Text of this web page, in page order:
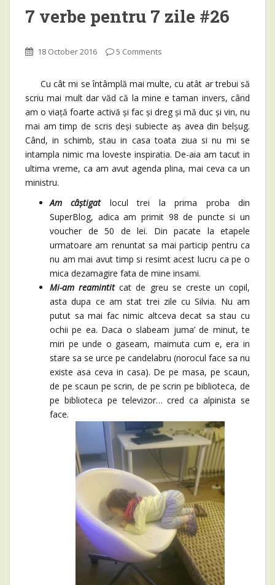
7 verbe pentru 7 zile #26
18 October 2016 5 Comments
Cu cât mi se întâmplă mai multe, cu atât ar trebui să
scriu mai mult dar văd că la mine e taman invers, când
am o viață foarte activă și fac și dreg și mă duc și vin, nu
mai am timp de scris deși subiecte aș avea din belșug.
Când, in schimb, stau in casa toata ziua si nu mi se
intampla nimic ma loveste inspiratia. De-aia am tacut in
ultima vreme, ca am avut agenda plina, mai ceva ca un
ministru.
Am câștigat
locul trei la prima proba din
SuperBlog, adica am primit 98 de puncte si un
voucher de 50 de lei. Din pacate la etapele
urmatoare am renuntat sa mai particip pentru ca
nu am mai avut timp si resimt acest lucru ca pe o
mica dezamagire fata de mine insami.
Mi-am reamintit cat de greu se creste un copil,
asta dupa ce am stat trei zile cu Silvia. Nu am
putut sa mai fac nimic altceva decat sa stau cu
ochii pe ea. Daca o slabeam juma’ de minut, te
miri pe unde o gaseam, maimuta cum e, era in
stare sa se urce pe candelabru (norocul face sa nu
existe asa ceva in casa). De pe masa, pe scaun,
de pe scaun pe scrin, de pe scrin pe biblioteca, de
pe biblioteca pe televizor… cred ca alpinista se
face.